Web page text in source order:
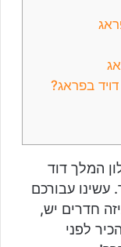
בפראג?
המלך דוד
עבורכם
חדרים יש,
לפני